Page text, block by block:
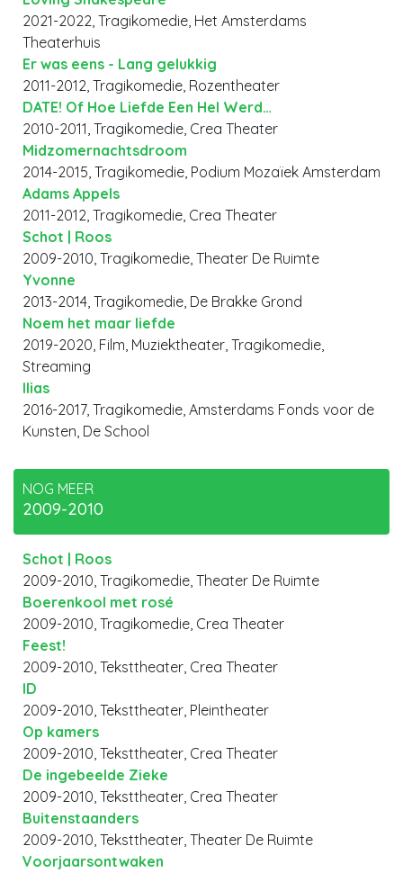
2021-2022, Tragikomedie, Het Amsterdams
Theaterhuis
Er was eens - Lang gelukkig
2011-2012, Tragikomedie, Rozentheater
DATE! Of Hoe Liefde Een Hel Werd…
2010-2011, Tragikomedie, Crea Theater
Midzomernachtsdroom
2014-2015, Tragikomedie, Podium Mozaïek Amsterdam
Adams Appels
2011-2012, Tragikomedie, Crea Theater
Schot | Roos
2009-2010, Tragikomedie, Theater De Ruimte
Yvonne
2013-2014, Tragikomedie, De Brakke Grond
Noem het maar liefde
2019-2020, Film, Muziektheater, Tragikomedie,
Streaming
Ilias
2016-2017, Tragikomedie, Amsterdams Fonds voor de
Kunsten, De School
NOG MEER
2009-2010
Schot | Roos
2009-2010, Tragikomedie, Theater De Ruimte
Boerenkool met rosé
2009-2010, Tragikomedie, Crea Theater
Feest!
2009-2010, Teksttheater, Crea Theater
ID
2009-2010, Teksttheater, Pleintheater
Op kamers
2009-2010, Teksttheater, Crea Theater
De ingebeelde Zieke
2009-2010, Teksttheater, Crea Theater
Buitenstaanders
2009-2010, Teksttheater, Theater De Ruimte
Voorjaarsontwaken